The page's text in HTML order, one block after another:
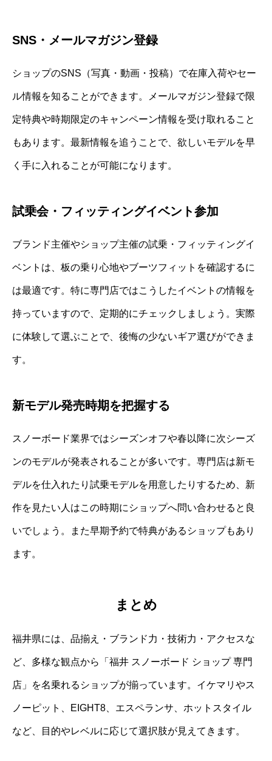
SNS・メールマガジン登録
ショップのSNS（写真・動画・投稿）で在庫入荷やセー
ル情報を知ることができます。メールマガジン登録で限
定特典や時期限定のキャンペーン情報を受け取れること
もあります。最新情報を追うことで、欲しいモデルを早
く手に入れることが可能になります。
試乗会・フィッティングイベント参加
ブランド主催やショップ主催の試乗・フィッティングイ
ベントは、板の乗り心地やブーツフィットを確認するに
は最適です。特に専門店ではこうしたイベントの情報を
持っていますので、定期的にチェックしましょう。実際
に体験して選ぶことで、後悔の少ないギア選びができま
す。
新モデル発売時期を把握する
スノーボード業界ではシーズンオフや春以降に次シーズ
ンのモデルが発表されることが多いです。専門店は新モ
デルを仕入れたり試乗モデルを用意したりするため、新
作を見たい人はこの時期にショップへ問い合わせると良
いでしょう。また早期予約で特典があるショップもあり
ます。
まとめ
福井県には、品揃え・ブランド力・技術力・アクセスな
ど、多様な観点から「福井 スノーボード ショップ 専門
店」を名乗れるショップが揃っています。イケマリやス
ノーピット、EIGHT8、エスペランサ、ホットスタイル
など、目的やレベルに応じて選択肢が見えてきます。